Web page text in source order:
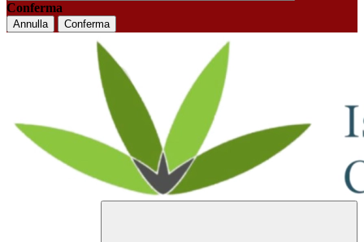
Conferma
Annulla Conferma